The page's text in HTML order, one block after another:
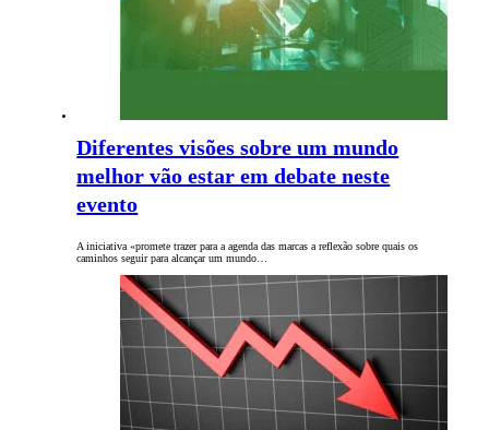
Diferentes visões sobre um mundo
melhor vão estar em debate neste
evento
A iniciativa «promete trazer para a agenda das marcas a reflexão sobre quais os
caminhos seguir para alcançar um mundo…